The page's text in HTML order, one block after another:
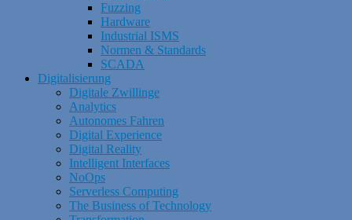
Fuzzing
Hardware
Industrial ISMS
Normen & Standards
SCADA
Digitalisierung
Digitale Zwillinge
Analytics
Autonomes Fahren
Digital Experience
Digital Reality
Intelligent Interfaces
NoOps
Serverless Computing
The Business of Technology